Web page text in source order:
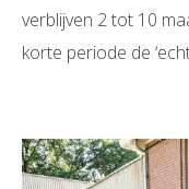
verblijven 2 tot 10
korte periode de